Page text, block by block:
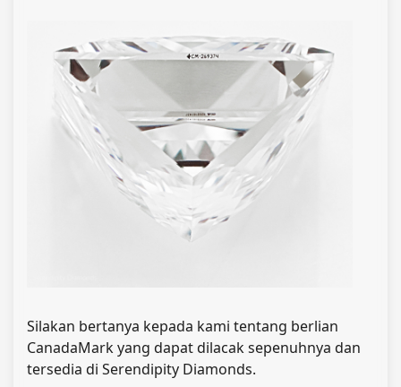
Silakan bertanya kepada kami tentang berlian
CanadaMark yang dapat dilacak sepenuhnya dan
tersedia di Serendipity Diamonds.